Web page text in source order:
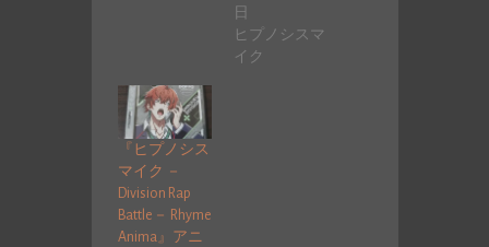
日
ヒプノシスマ
イク
『ヒプノシス
マイク －
Division Rap
Battle－ Rhyme
Anima』アニ